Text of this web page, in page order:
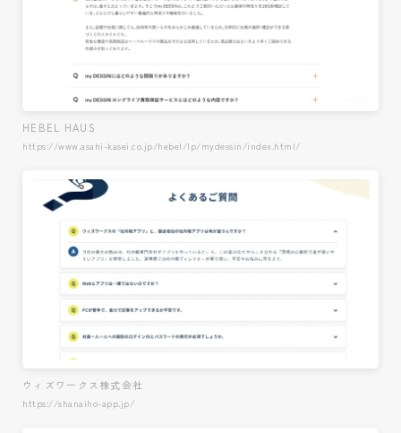
HEBEL HAUS
https://www.asahi-kasei.co.jp/hebel/lp/mydessin/index.html/
ウィズワークス株式会社
https://shanaiho-app.jp/